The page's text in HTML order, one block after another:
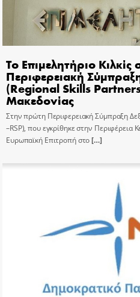
Το Επιμελητήριο
Περιφερειακή
(Regional Skills
Μακεδονίας
Στην πρώτη Περιφερειακή Σύμπραξη
–RSP), που εγκρίθηκε στην Περιφέρεια
Ευρωπαϊκή Επιτροπή στο[…]